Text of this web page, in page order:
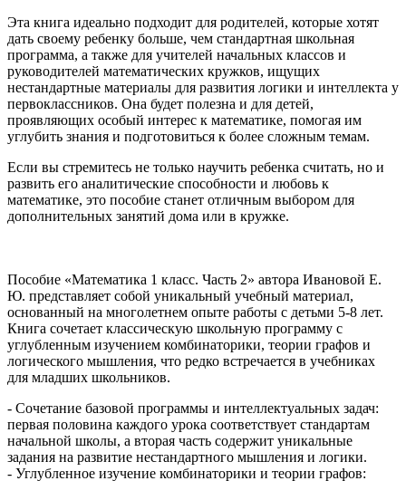
Эта книга идеально подходит для родителей, которые хотят
дать своему ребенку больше, чем стандартная школьная
программа, а также для учителей начальных классов и
руководителей математических кружков, ищущих
нестандартные материалы для развития логики и интеллекта у
первоклассников. Она будет полезна и для детей,
проявляющих особый интерес к математике, помогая им
углубить знания и подготовиться к более сложным темам.
Если вы стремитесь не только научить ребенка считать, но и
развить его аналитические способности и любовь к
математике, это пособие станет отличным выбором для
дополнительных занятий дома или в кружке.
Пособие «Математика 1 класс. Часть 2» автора Ивановой Е.
Ю. представляет собой уникальный учебный материал,
основанный на многолетнем опыте работы с детьми 5-8 лет.
Книга сочетает классическую школьную программу с
углубленным изучением комбинаторики, теории графов и
логического мышления, что редко встречается в учебниках
для младших школьников.
- Сочетание базовой программы и интеллектуальных задач:
первая половина каждого урока соответствует стандартам
начальной школы, а вторая часть содержит уникальные
задания на развитие нестандартного мышления и логики.
- Углубленное изучение комбинаторики и теории графов: